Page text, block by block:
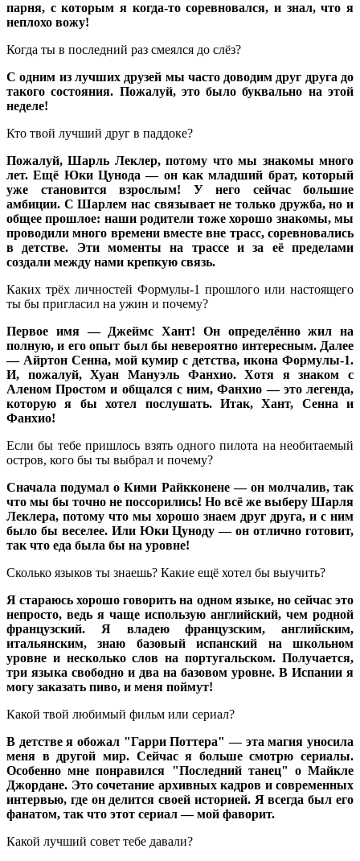
парня, с которым я когда-то соревновался, и знал, что я
неплохо вожу!
Когда ты в последний раз смеялся до слёз?
С одним из лучших друзей мы часто доводим друг друга до
такого состояния. Пожалуй, это было буквально на этой
неделе!
Кто твой лучший друг в паддоке?
Пожалуй, Шарль Леклер, потому что мы знакомы много
лет. Ещё Юки Цунода — он как младший брат, который
уже становится взрослым! У него сейчас большие
амбиции. С Шарлем нас связывает не только дружба, но и
общее прошлое: наши родители тоже хорошо знакомы, мы
проводили много времени вместе вне трасс, соревновались
в детстве. Эти моменты на трассе и за её пределами
создали между нами крепкую связь.
Каких трёх личностей Формулы-1 прошлого или настоящего
ты бы пригласил на ужин и почему?
Первое имя — Джеймс Хант! Он определённо жил на
полную, и его опыт был бы невероятно интересным. Далее
— Айртон Сенна, мой кумир с детства, икона Формулы-1.
И, пожалуй, Хуан Мануэль Фанхио. Хотя я знаком с
Аленом Простом и общался с ним, Фанхио — это легенда,
которую я бы хотел послушать. Итак, Хант, Сенна и
Фанхио!
Если бы тебе пришлось взять одного пилота на необитаемый
остров, кого бы ты выбрал и почему?
Сначала подумал о Кими Райкконене — он молчалив, так
что мы бы точно не поссорились! Но всё же выберу Шарля
Леклера, потому что мы хорошо знаем друг друга, и с ним
было бы веселее. Или Юки Цуноду — он отлично готовит,
так что еда была бы на уровне!
Сколько языков ты знаешь? Какие ещё хотел бы выучить?
Я стараюсь хорошо говорить на одном языке, но сейчас это
непросто, ведь я чаще использую английский, чем родной
французский. Я владею французским, английским,
итальянским, знаю базовый испанский на школьном
уровне и несколько слов на португальском. Получается,
три языка свободно и два на базовом уровне. В Испании я
могу заказать пиво, и меня поймут!
Какой твой любимый фильм или сериал?
В детстве я обожал "Гарри Поттера" — эта магия уносила
меня в другой мир. Сейчас я больше смотрю сериалы.
Особенно мне понравился "Последний танец" о Майкле
Джордане. Это сочетание архивных кадров и современных
интервью, где он делится своей историей. Я всегда был его
фанатом, так что этот сериал — мой фаворит.
Какой лучший совет тебе давали?